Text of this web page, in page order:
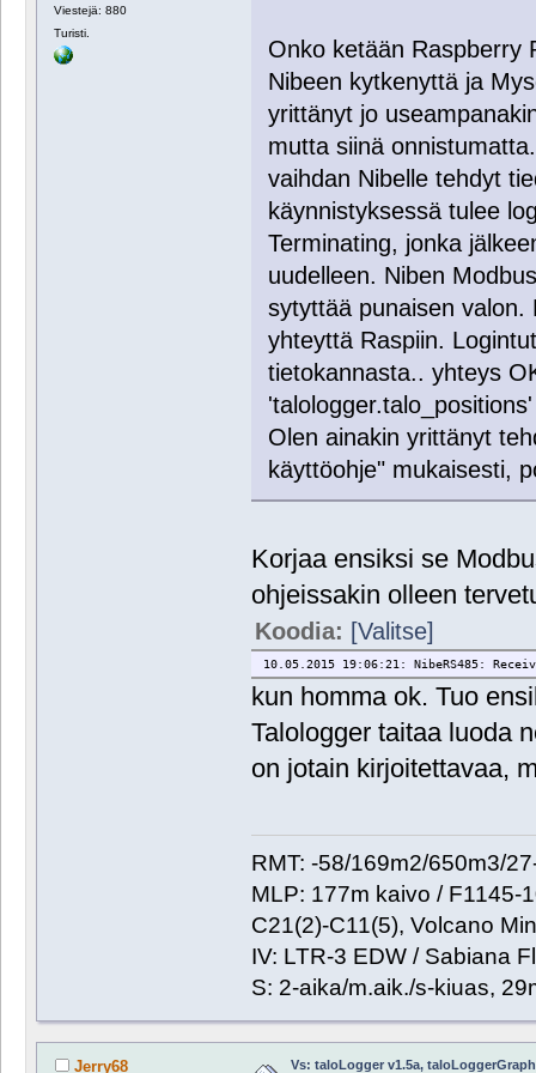
Viestejä: 880
Turisti.
Onko ketään Raspberry
Nibeen kytkenyttä ja
yrittänyt jo
mutta siinä
vaihdan Nibelle tehdyt
käynnistyksessä tulee
Terminating, jonka
uudelleen. Niben
sytyttää punaisen
yhteyttä Raspiin.
tietokannasta.. yhteys
Olen ainakin yrittänyt
käyttöohje" mukaisesti,
Korjaa ensiksi se
ohjeissakin olleen
Koodia: [Valitse]
10.05.2015 19:06:21: NibeRS485:
kun homma ok. Tuo
Talologger taitaa luoda
on jotain kirjoitettavaa,
RMT: -58/169m2/650m3/
MLP: 177m kaivo / F1145-
C21(2)-C11(5), Volcano
IV: LTR-3 EDW / Sabiana
S: 2-aika/m.aik./s-kiuas,
Jerry68 Vs: taloLogger v1.5a, taloLoggerGraph